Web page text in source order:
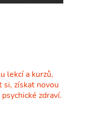
lekcí a kurzů,
si, získat novou
zdraví.